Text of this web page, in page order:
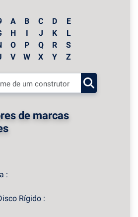
A B C D
E
H I J K
L
O P Q R
S
V W X Y Z
de marcas
:
Rígido :